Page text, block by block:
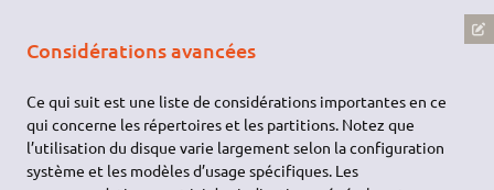
Considérations avancées
Ce qui suit est une liste de considérations importantes en ce
qui concerne les répertoires et les partitions. Notez que
l’utilisation du disque varie largement selon la configuration
système et les modèles d’usage spécifiques. Les